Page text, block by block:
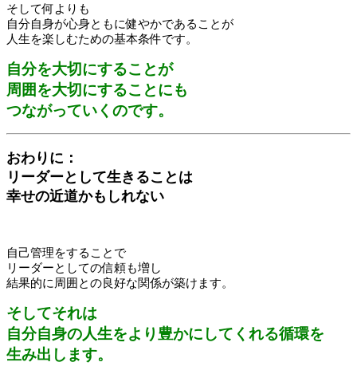
そして何よりも
自分自身が心身ともに健やかであることが
人生を楽しむための基本条件です。
自分を大切にすることが
周囲を大切にすることにも
つながっていくのです。
おわりに：
リーダーとして生きることは
幸せの近道かもしれない
自己管理をすることで
リーダーとしての信頼も増し
結果的に周囲との良好な関係が築けます。
そしてそれは
自分自身の人生をより豊かにしてくれる循環を
生み出します。